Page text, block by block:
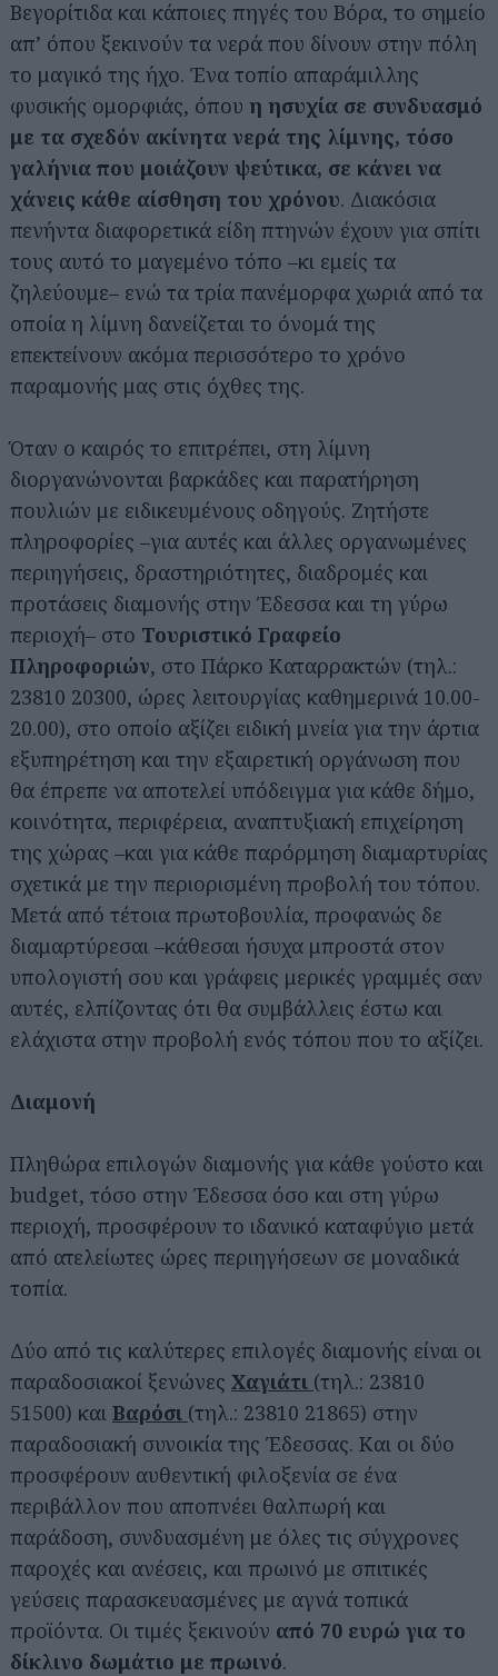
Βεγορίτιδα και κάποιες πηγές του Βόρα, το σημείο
απ’ όπου ξεκινούν τα νερά που δίνουν στην πόλη
το μαγικό της ήχο. Ένα τοπίο απαράμιλλης
φυσικής ομορφιάς, όπου η ησυχία σε συνδυασμό
με τα σχεδόν ακίνητα νερά της λίμνης, τόσο
γαλήνια που μοιάζουν ψεύτικα, σε κάνει να
χάνεις κάθε αίσθηση του χρόνου. Διακόσια
πενήντα διαφορετικά είδη πτηνών έχουν για σπίτι
τους αυτό το μαγεμένο τόπο –κι εμείς τα
ζηλεύουμε– ενώ τα τρία πανέμορφα χωριά από τα
οποία η λίμνη δανείζεται το όνομά της
επεκτείνουν ακόμα περισσότερο το χρόνο
παραμονής μας στις όχθες της.
Όταν ο καιρός το επιτρέπει, στη λίμνη
διοργανώνονται βαρκάδες και παρατήρηση
πουλιών με ειδικευμένους οδηγούς. Ζητήστε
πληροφορίες –για αυτές και άλλες οργανωμένες
περιηγήσεις, δραστηριότητες, διαδρομές και
προτάσεις διαμονής στην Έδεσσα και τη γύρω
περιοχή– στο Τουριστικό Γραφείο
Πληροφοριών, στο Πάρκο Καταρρακτών (τηλ.:
23810 20300, ώρες λειτουργίας καθημερινά 10.00-
20.00), στο οποίο αξίζει ειδική μνεία για την άρτια
εξυπηρέτηση και την εξαιρετική οργάνωση που
θα έπρεπε να αποτελεί υπόδειγμα για κάθε δήμο,
κοινότητα, περιφέρεια, αναπτυξιακή επιχείρηση
της χώρας –και για κάθε παρόρμηση διαμαρτυρίας
σχετικά με την περιορισμένη προβολή του τόπου.
Μετά από τέτοια πρωτοβουλία, προφανώς δε
διαμαρτύρεσαι –κάθεσαι ήσυχα μπροστά στον
υπολογιστή σου και γράφεις μερικές γραμμές σαν
αυτές, ελπίζοντας ότι θα συμβάλλεις έστω και
ελάχιστα στην προβολή ενός τόπου που το αξίζει.
Διαμονή
Πληθώρα επιλογών διαμονής για κάθε γούστο και
budget, τόσο στην Έδεσσα όσο και στη γύρω
περιοχή, προσφέρουν το ιδανικό καταφύγιο μετά
από ατελείωτες ώρες περιηγήσεων σε μοναδικά
τοπία.
Δύο από τις καλύτερες επιλογές διαμονής είναι οι
παραδοσιακοί ξενώνες Χαγιάτι (τηλ.: 23810
51500) και Βαρόσι (τηλ.: 23810 21865) στην
παραδοσιακή συνοικία της Έδεσσας. Και οι δύο
προσφέρουν αυθεντική φιλοξενία σε ένα
περιβάλλον που αποπνέει θαλπωρή και
παράδοση, συνδυασμένη με όλες τις σύγχρονες
παροχές και ανέσεις, και πρωινό με σπιτικές
γεύσεις παρασκευασμένες με αγνά τοπικά
προϊόντα. Οι τιμές ξεκινούν από 70 ευρώ για το
δίκλινο δωμάτιο με πρωινό.